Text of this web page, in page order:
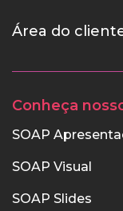
Área do
Conheça
SOAP
SOAP Visual
SOAP Slides